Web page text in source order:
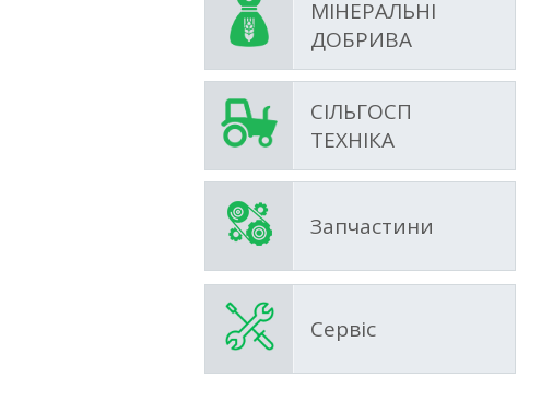
МІНЕРАЛЬНІ
ДОБРИВА
СІЛЬГОСП
ТЕХНІКА
Запчастини
Сервіс